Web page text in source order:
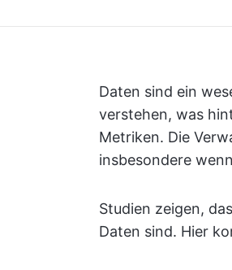
Daten sind ein
verstehen, was
Metriken. Die
insbesondere
Studien zeigen,
Daten sind. Hier